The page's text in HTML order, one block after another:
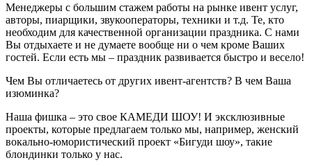
Менеджеры с большим стажем работы на рынке ивент услуг,
авторы, пиарщики, звукооператоры, техники и т.д. Те, кто
необходим для качественной организации праздника. С нами
Вы отдыхаете и не думаете вообще ни о чем кроме Ваших
гостей. Если есть мы – праздник развивается быстро и весело!
Чем Вы отличаетесь от других ивент-агентств? В чем Ваша
изюминка?
Наша фишка – это свое КАМЕДИ ШОУ! И эксклюзивные
проекты, которые предлагаем только мы, например, женский
вокально-юмористический проект «Бигуди шоу», такие
блондинки только у нас.